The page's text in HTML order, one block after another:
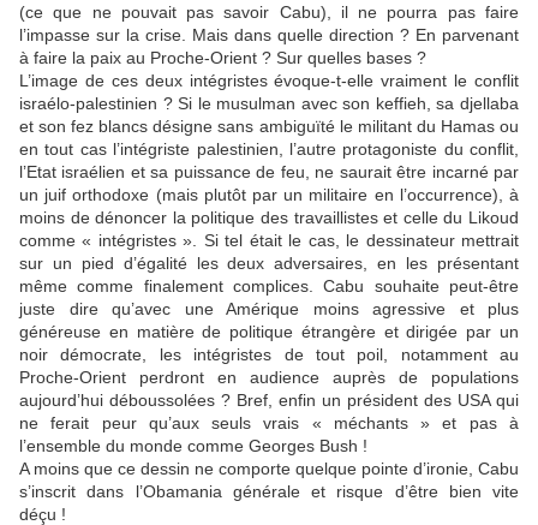
(ce que ne pouvait pas savoir Cabu), il ne pourra pas faire
l’impasse sur la crise. Mais dans quelle direction ? En parvenant
à faire la paix au Proche-Orient ? Sur quelles bases ?
L’image de ces deux intégristes évoque-t-elle vraiment le conflit
israélo-palestinien ? Si le musulman avec son keffieh, sa djellaba
et son fez blancs désigne sans ambiguïté le militant du Hamas ou
en tout cas l’intégriste palestinien, l’autre protagoniste du conflit,
l’Etat israélien et sa puissance de feu, ne saurait être incarné par
un juif orthodoxe (mais plutôt par un militaire en l’occurrence), à
moins de dénoncer la politique des travaillistes et celle du Likoud
comme « intégristes ». Si tel était le cas, le dessinateur mettrait
sur un pied d’égalité les deux adversaires, en les présentant
même comme finalement complices. Cabu souhaite peut-être
juste dire qu’avec une Amérique moins agressive et plus
généreuse en matière de politique étrangère et dirigée par un
noir démocrate, les intégristes de tout poil, notamment au
Proche-Orient perdront en audience auprès de populations
aujourd’hui déboussolées ? Bref, enfin un président des USA qui
ne ferait peur qu’aux seuls vrais « méchants » et pas à
l’ensemble du monde comme Georges Bush !
A moins que ce dessin ne comporte quelque pointe d’ironie, Cabu
s’inscrit dans l’Obamania générale et risque d’être bien vite
déçu !